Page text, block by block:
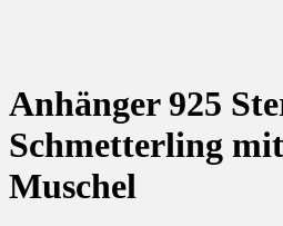
Anhänger 925
Schmetterling
Muschel